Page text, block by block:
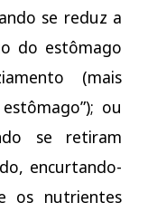
se reduz a
do estômago
(mais
ou
se retiram
encurtando-
os nutrientes